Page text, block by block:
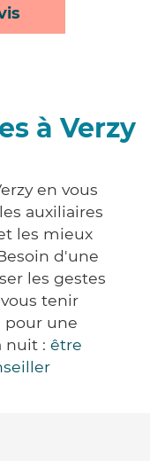
à Verzy
en vous
auxiliaires
les mieux
d'une
les gestes
tenir
pour une
nuit : être